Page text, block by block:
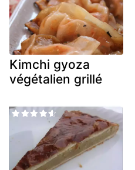
Kimchi gyoza
végétalien grillé